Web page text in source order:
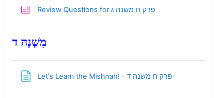
Review Questions for פרק ח משנה גQuiz
מִשְׁנָה ד
Let's Learn the Mishnah! - פרק ח משנה דPage